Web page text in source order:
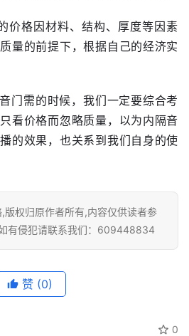
价格因材料、结构、厚度等因素
量的前提下，根据自己的经济实
门需的时候，我们一定要综合考
看价格而忽略质量，以为内隔音
的效果，也关系到我们自身的使
版权归原作者所有,内容仅供读者参
有侵犯请联系我们：609448834
赞 (0)
0